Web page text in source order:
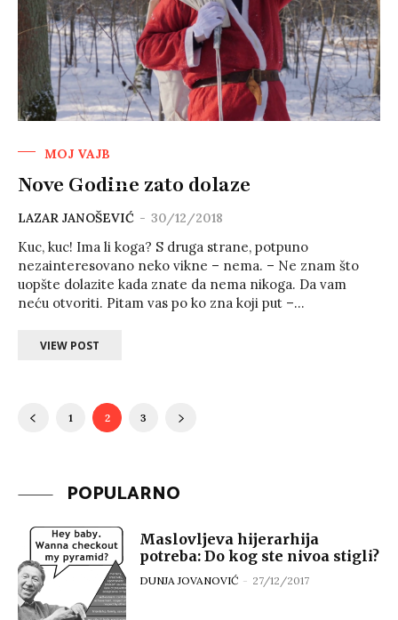
MOJ VAJB
Nove Godine zato dolaze
LAZAR JANOŠEVIĆ - 30/12/2018
Kuc, kuc! Ima li koga? S druga strane, potpuno
nezainteresovano neko vikne – nema. – Ne znam što
uopšte dolazite kada znate da nema nikoga. Da vam
neću otvoriti. Pitam vas po ko zna koji put –...
VIEW POST
1 2 3
POPULARNO
Maslovljeva hijerarhija
potreba: Do kog ste nivoa stigli?
DUNJA JOVANOVIĆ - 27/12/2017